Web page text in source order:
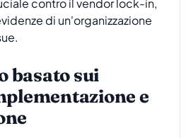
contro il vendor lock-in,
di un'organizzazione
basato sui
e